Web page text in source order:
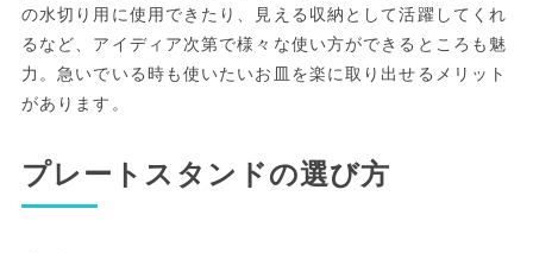
の水切り用に使用できたり、見える収納として活躍してくれ
るなど、アイディア次第で様々な使い方ができるところも魅
力。急いでいる時も使いたいお皿を楽に取り出せるメリット
があります。
プレートスタンドの選び方